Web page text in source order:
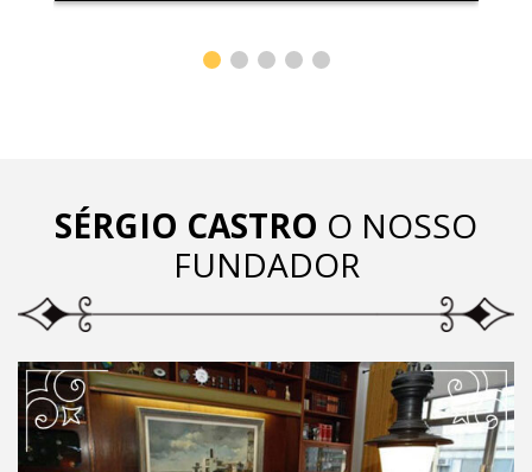
SÉRGIO CASTRO O NOSSO
FUNDADOR